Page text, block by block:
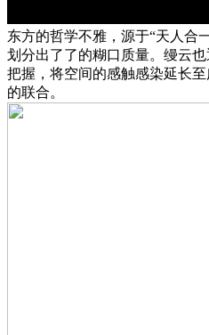
东方的哲学不雅，源于“天人合
划分出了了的糊口质量。缦云
把握，将空间的感触感染延长
的联合。